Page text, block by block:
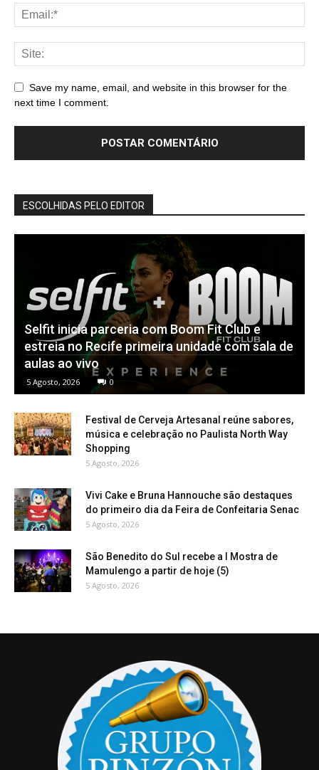
Save my name, email, and website in this browser for the
next time I comment.
ESCOLHIDAS PELO EDITOR
Selfit inicia parceria com Boom Fit Club e
estreia no Recife primeira unidade com sala de
aulas ao vivo
5 Agosto, 2026 0
Festival de Cerveja Artesanal reúne sabores,
música e celebração no Paulista North Way
Shopping
5 Agosto, 2026
Vivi Cake e Bruna Hannouche são destaques
do primeiro dia da Feira de Confeitaria Senac
5 Agosto, 2026
São Benedito do Sul recebe a I Mostra de
Mamulengo a partir de hoje (5)
5 Agosto, 2026